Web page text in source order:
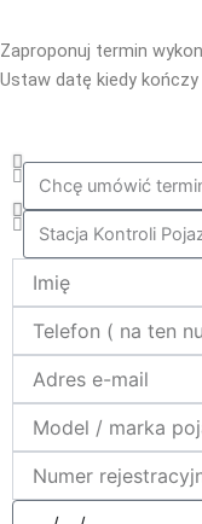
Zaproponuj termin
Ustaw datę kiedy kończy
Co_zrobic
ktora_stacja
mail
data